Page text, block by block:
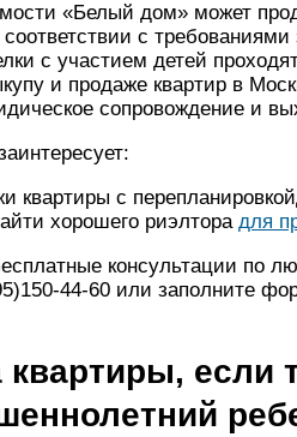
«Белый дом» может
соответствии с
с участием детей
и продаже квартир в
сопровождение и
квартиры с
хорошего риэлтора для
консультации по
44-60 или заполните
если